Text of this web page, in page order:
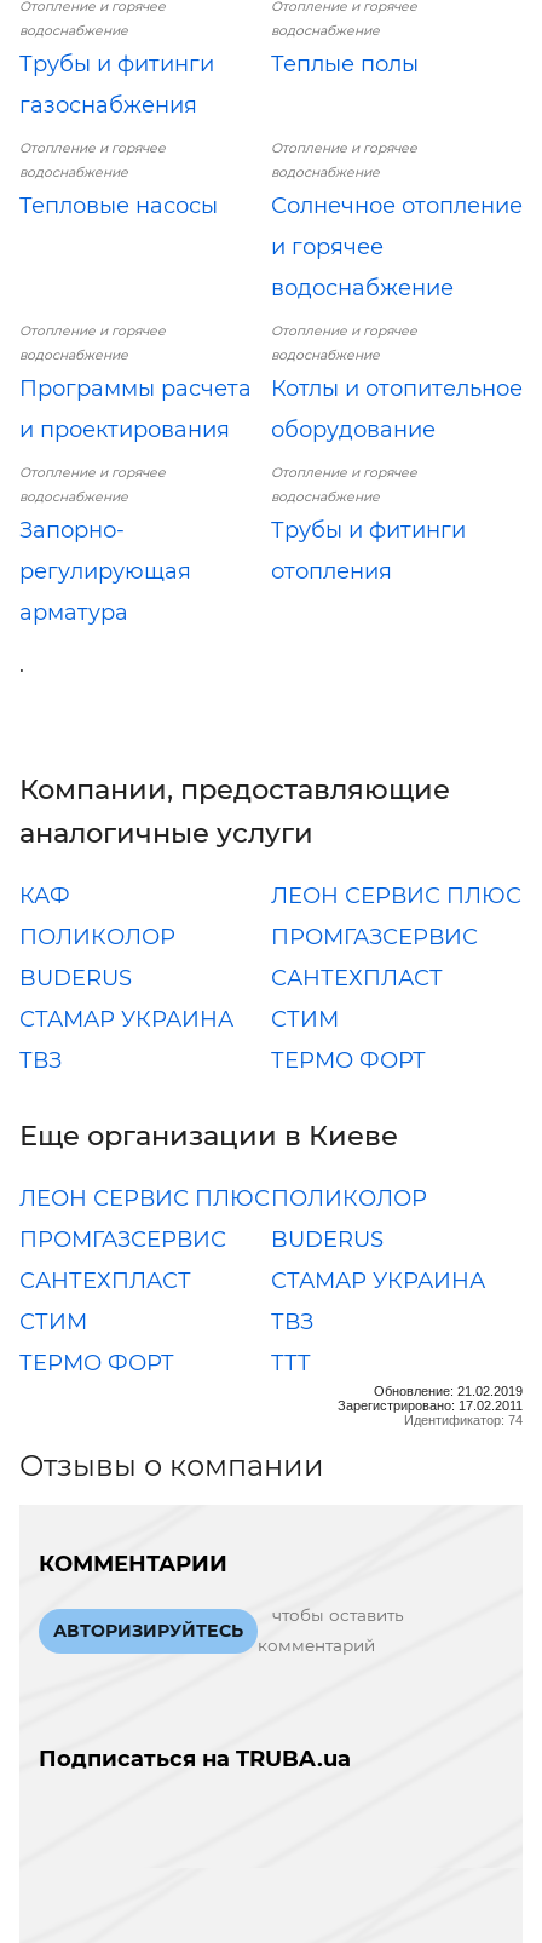
Отопление и горячее
водоснабжение
Трубы и фитинги
газоснабжения
Отопление и горячее
водоснабжение
Теплые полы
Отопление и горячее
водоснабжение
Тепловые насосы
Отопление и горячее
водоснабжение
Солнечное отопление
и горячее
водоснабжение
Отопление и горячее
водоснабжение
Программы расчета
и проектирования
Отопление и горячее
водоснабжение
Котлы и отопительное
оборудование
Отопление и горячее
водоснабжение
Запорно-
регулирующая
арматура
Отопление и горячее
водоснабжение
Трубы и фитинги
отопления
.
Компании, предоставляющие
аналогичные услуги
КАФ
ЛЕОН СЕРВИС ПЛЮС
ПОЛИКОЛОР
ПРОМГАЗСЕРВИС
BUDERUS
САНТЕХПЛАСТ
СТАМАР УКРАИНА
СТИМ
ТВЗ
ТЕРМО ФОРТ
Еще организации в Киеве
ЛЕОН СЕРВИС ПЛЮСПОЛИКОЛОР
ПРОМГАЗСЕРВИС
BUDERUS
САНТЕХПЛАСТ
СТАМАР УКРАИНА
СТИМ
ТВЗ
ТЕРМО ФОРТ
ТТТ
Обновление: 21.02.2019
Зарегистрировано: 17.02.2011
Идентификатор: 74
Отзывы о компании
КОММЕНТАРИИ
АВТОРИЗИРУЙТЕСЬ
чтобы оставить
комментарий
Подписаться на TRUBA.ua